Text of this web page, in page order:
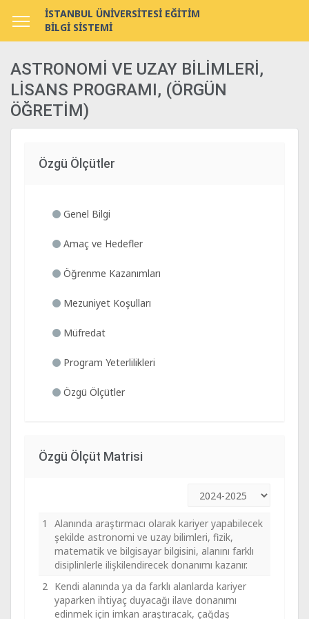
İSTANBUL ÜNİVERSİTESİ EĞİTİM
BİLGİ SİSTEMİ
ASTRONOMİ VE UZAY BİLİMLERİ,
LİSANS PROGRAMI, (ÖRGÜN
ÖĞRETİM)
Özgü Ölçütler
Genel Bilgi
Amaç ve Hedefler
Öğrenme Kazanımları
Mezuniyet Koşulları
Müfredat
Program Yeterlilikleri
Özgü Ölçütler
Özgü Ölçüt Matrisi
1
Alanında araştırmacı olarak kariyer yapabilecek
şekilde astronomi ve uzay bilimleri, fizik,
matematik ve bilgisayar bilgisini, alanını farklı
disiplinlerle ilişkilendirecek donanımı kazanır.
2 Kendi alanında ya da farklı alanlarda kariyer
yaparken ihtiyaç duyacağı ilave donanımı
edinmek için imkan araştıracak, çağdaş